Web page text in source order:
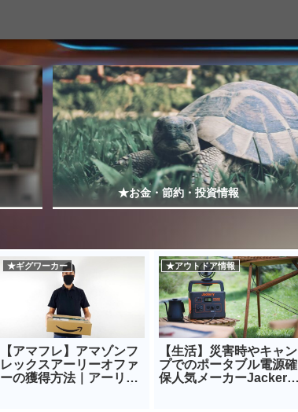
★お金・節約・投資情報
★ギグワーカー
【アマフレ】アマゾンフ
レックスアーリーオファ
ーの獲得方法｜アーリー
★アウトドア情報
【生活】災害時やキャン
プでのポータブル電源確
保人気メーカーJackery